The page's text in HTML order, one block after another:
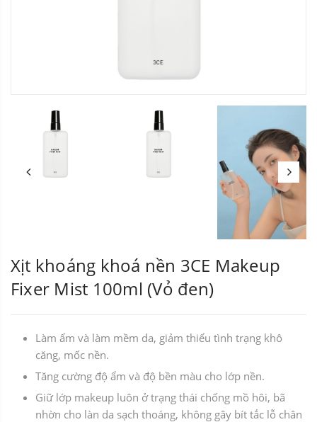
Xịt khoáng khoá nền 3CE Makeup
Fixer Mist 100ml (Vỏ đen)
Làm ẩm và làm mềm da, giảm thiểu tình trạng khô
căng, mốc nền.
Tăng cường độ ẩm và độ bền màu cho lớp nền.
Giữ lớp makeup luôn ở trạng thái chống mồ hôi, bã
nhờn cho làn da sạch thoáng, không gây bít tắc lỗ chân